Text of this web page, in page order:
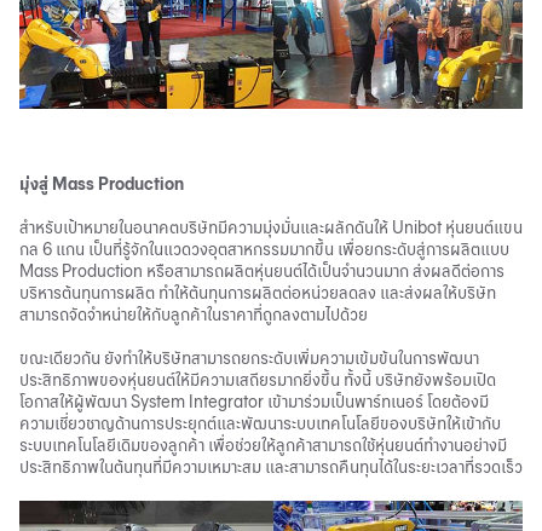
มุ่งสู่ Mass Production
สำหรับเป้าหมายในอนาคตบริษัทมีความมุ่งมั่นและผลักดันให้ Unibot หุ่นยนต์แขน
กล 6 แกน เป็นที่รู้จักในแวดวงอุตสาหกรรมมากขึ้น เพื่อยกระดับสู่การผลิตแบบ
Mass Production หรือสามารถผลิตหุ่นยนต์ได้เป็นจำนวนมาก ส่งผลดีต่อการ
บริหารต้นทุนการผลิต ทำให้ต้นทุนการผลิตต่อหน่วยลดลง และส่งผลให้บริษัท
สามารถจัดจำหน่ายให้กับลูกค้าในราคาที่ถูกลงตามไปด้วย
ขณะเดียวกัน ยังทำให้บริษัทสามารถยกระดับเพิ่มความเข้มข้นในการพัฒนา
ประสิทธิภาพของหุ่นยนต์ให้มีความเสถียรมากยิ่งขึ้น ทั้งนี้ บริษัทยังพร้อมเปิด
โอกาสให้ผู้พัฒนา System Integrator เข้ามาร่วมเป็นพาร์ทเนอร์ โดยต้องมี
ความเชี่ยวชาญด้านการประยุกต์และพัฒนาระบบเทคโนโลยีของบริษัทให้เข้ากับ
ระบบเทคโนโลยีเดิมของลูกค้า เพื่อช่วยให้ลูกค้าสามารถใช้หุ่นยนต์ทำงานอย่างมี
ประสิทธิภาพในต้นทุนที่มีความเหมาะสม และสามารถคืนทุนได้ในระยะเวลาที่รวดเร็ว